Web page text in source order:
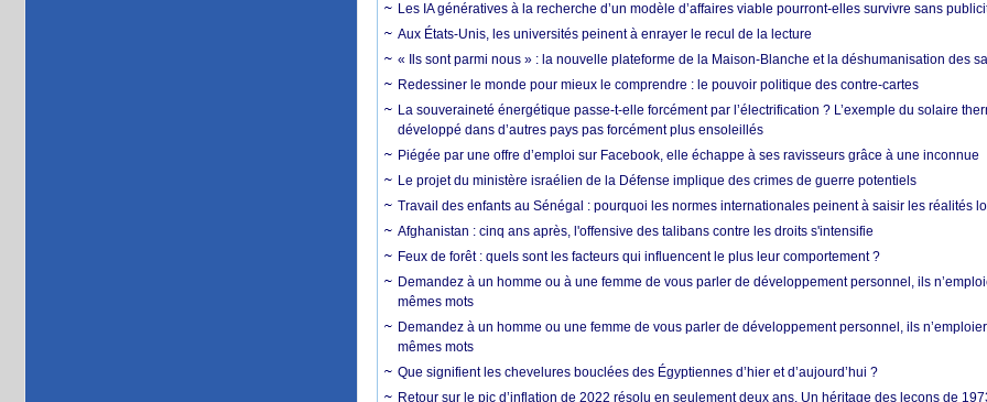
Les IA génératives à la recherche d’un modèle d’affaires viable pourront-elles survivre sans
Aux États-Unis, les universités peinent à enrayer le recul de la lecture
« Ils sont parmi nous » : la nouvelle plateforme de la Maison-Blanche et la déshumanisation des
Redessiner le monde pour mieux le comprendre : le pouvoir politique des contre-cartes
La souveraineté énergétique passe-t-elle forcément par l’électrification ? L’exemple du solaire
développé dans d’autres pays pas forcément plus ensoleillés
Piégée par une offre d’emploi sur Facebook, elle échappe à ses ravisseurs grâce à une inconnue
Le projet du ministère israélien de la Défense implique des crimes de guerre potentiels
Travail des enfants au Sénégal : pourquoi les normes internationales peinent à saisir les réalités
Afghanistan : cinq ans après, l'offensive des talibans contre les droits s'intensifie
Feux de forêt : quels sont les facteurs qui influencent le plus leur comportement ?
Demandez à un homme ou à une femme de vous parler de développement personnel, ils
mêmes mots
Demandez à un homme ou une femme de vous parler de développement personnel, ils
mêmes mots
Que signifient les chevelures bouclées des Égyptiennes d’hier et d’aujourd’hui ?
Retour sur le pic d’inflation de 2022 résolu en seulement deux ans. Un héritage des leçons de